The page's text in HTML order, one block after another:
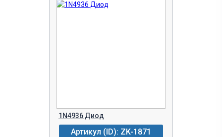
1N4936 Диод
Артикул (ID): ZK-1871